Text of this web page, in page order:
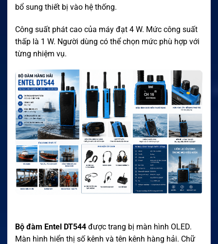
bổ sung thiết bị vào hệ thống.
Công suất phát cao của máy đạt 4 W. Mức công suất
thấp là 1 W. Người dùng có thể chọn mức phù hợp với
từng nhiệm vụ.
Bộ đàm Entel DT544 được trang bị màn hình OLED.
Màn hình hiển thị số kênh và tên kênh hàng hải. Chữ